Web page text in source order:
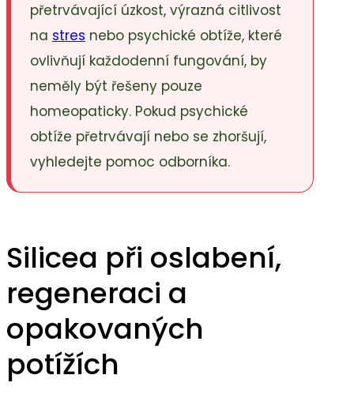
přetrvávající úzkost, výrazná citlivost
na stres nebo psychické obtíže, které
ovlivňují každodenní fungování, by
neměly být řešeny pouze
homeopaticky. Pokud psychické
obtíže přetrvávají nebo se zhoršují,
vyhledejte pomoc odborníka.
Silicea při oslabení,
regeneraci a
opakovaných
potížích